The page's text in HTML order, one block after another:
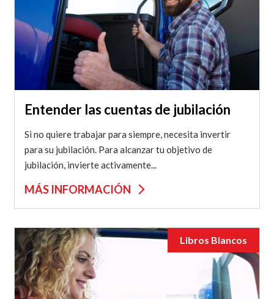
Entender las cuentas de jubilación
Si no quiere trabajar para siempre, necesita invertir
para su jubilación. Para alcanzar tu objetivo de
jubilación, invierte activamente...
MÁS INFORMACIÓN
Libros Blancos